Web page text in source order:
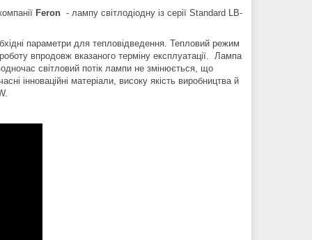
Feron - лампу світлодіодну із серії Standard LB-
параметри для тепловідведення. Тепловий режим
впродовж вказаного терміну експлуатації. Лампа
світловий потік лампи не змінюється, що
інноваційні матеріали, високу якість виробництва й